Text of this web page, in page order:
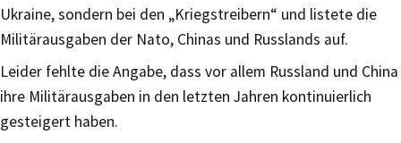
Ukraine, sondern bei den „Kriegstreibern“ und listete die
Militärausgaben der Nato, Chinas und Russlands auf.
Leider fehlte die Angabe, dass vor allem Russland und China
ihre Militärausgaben in den letzten Jahren kontinuierlich
gesteigert haben.